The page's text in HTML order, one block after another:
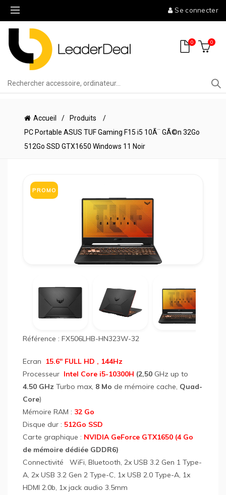
Se connecter
0 0
Accueil
Produits
PC Portable ASUS TUF Gaming F15 i5 10Ã¨ GÃ©n 32Go
512Go SSD GTX1650 Windows 11 Noir
PROMO
Référence : FX506LHB-HN323W-32
Ecran 15.6" FULL HD , 144Hz
Processeur Intel Core i5-10300H (2,50 GHz up to
4.50 GHz Turbo max, 8 Mo de mémoire cache, Quad-
Core)
Mémoire RAM : 32 Go
Disque dur : 512Go SSD
Carte graphique : NVIDIA GeForce GTX1650 (4 Go
de mémoire dédiée GDDR6)
Connectivité WiFi, Bluetooth, 2x USB 3.2 Gen 1 Type-
A, 2x USB 3.2 Gen 2 Type-C, 1x USB 2.0 Type-A, 1x
HDMI 2.0b, 1x jack audio 3.5mm